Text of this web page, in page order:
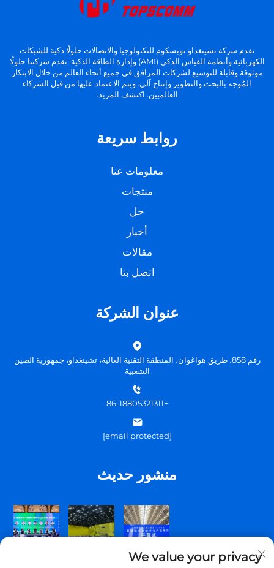
تقدم شركة تشينغداو توبسكوم للتكنولوجيا والاتصالات حلولًا ذكية للشبكات
الكهربائية وأنظمة القياس الذكي (AMI) وإدارة الطاقة الذكية. تقدم شركتنا حلولًا
موثوقة وقابلة للتوسيع لشركات المرافق في جميع أنحاء العالم من خلال الابتكار
المُوجه بالبحث والتطوير وإنتاج آلي. ويتم الاعتماد عليها من قبل الشركاء
العالميين. اكتشف المزيد.
روابط سريعة
معلومات عنا
منتجات
حل
أخبار
مقالات
اتصل بنا
عنوان الشركة
رقم 858، طريق هواغوان، المنطقة التقنية العالية، تشينغداو، جمهورية الصين
الشعبية
+86-18805321311
[email protected]
منشور حديث
We value your privacy